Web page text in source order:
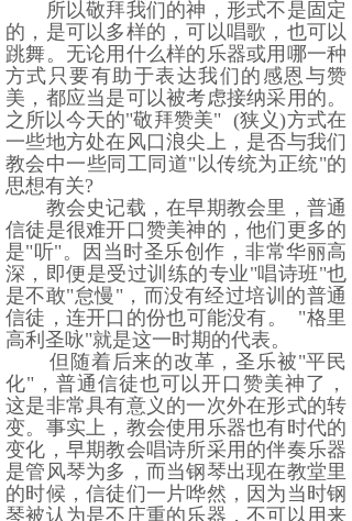
所以敬拜我们的神，形式不是固定
的，是可以多样的，可以唱歌，也可以
跳舞。无论用什么样的乐器或用哪一种
方式只要有助于表达我们的感恩与赞
美，都应当是可以被考虑接纳采用的。
之所以今天的"敬拜赞美" (狭义)方式在
一些地方处在风口浪尖上，是否与我们
教会中一些同工同道" 以传统为正统"的
思想有关?
教会史记载，在早期教会里，普通
信徒是很难开口赞美神的，他们更多的
是"听"。因当时圣乐创作，非常华丽高
深，即便是受过训练的专业"唱诗班"也
是不敢"怠慢 "，而没有经过培训的普通
信徒，连开口的份也可能没有。
"格里
高利圣咏"就是这一时期的代表。
但随着后来的改革，圣乐被"平民
化"，普通信徒也可以开口赞美神了，
这是非常具有意义的一次外在形式的转
变。事实上，教会使用乐器也有时代的
变化，早期教会唱诗所采用的伴奏乐器
是管风琴为多，而当钢琴出现在教堂里
的时候，信徒们一片哗然，因为当时钢
琴被认为是不庄重的乐器，不可以用来